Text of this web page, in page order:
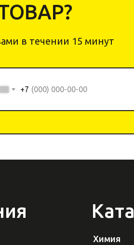
+7
в течении 15 минут
Химия